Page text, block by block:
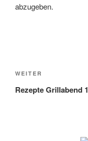
abzugeben.
WEITER
Rezepte Grillabend 1